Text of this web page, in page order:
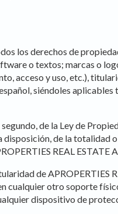
los derechos de
o textos; marcas o
y uso, etc.),
siéndoles
de la Ley de
de la totalidad
REAL ESTATE
de APROPERTIES
otro soporte
dispositivo de